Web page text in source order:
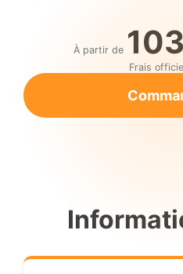
À partir de
Frais